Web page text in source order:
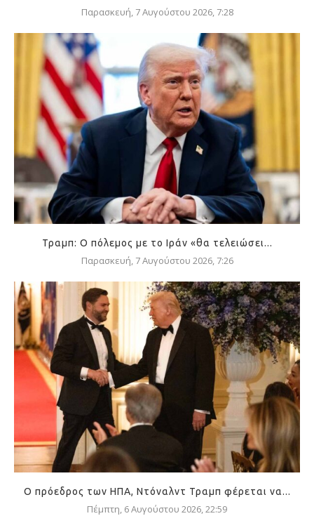
Παρασκευή, 7 Αυγούστου 2026, 7:28
Τραμπ: Ο πόλεμος με το Ιράν «θα τελειώσει...
Παρασκευή, 7 Αυγούστου 2026, 7:26
Ο πρόεδρος των ΗΠΑ, Ντόναλντ Τραμπ φέρεται να...
Πέμπτη, 6 Αυγούστου 2026, 22:59